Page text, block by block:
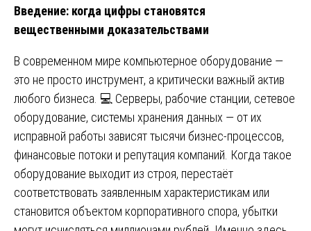
Введение: когда цифры становятся
вещественными доказательствами
В современном мире компьютерное оборудование —
это не просто инструмент, а критически важный актив
любого бизнеса. 💻 Серверы, рабочие станции, сетевое
оборудование, системы хранения данных — от их
исправной работы зависят тысячи бизнес-процессов,
финансовые потоки и репутация компаний. Когда такое
оборудование выходит из строя, перестаёт
соответствовать заявленным характеристикам или
становится объектом корпоративного спора, убытки